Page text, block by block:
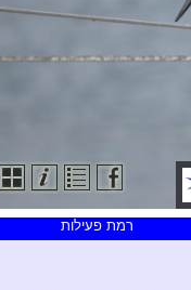
רמת פעילות